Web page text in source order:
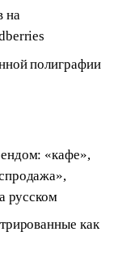
на
полиграфии
«кафе»,
русском
как